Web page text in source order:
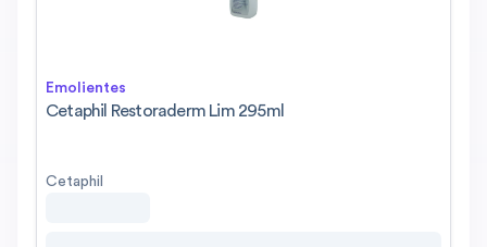
Emolientes
Cetaphil Restoraderm Lim 295ml
Cetaphil